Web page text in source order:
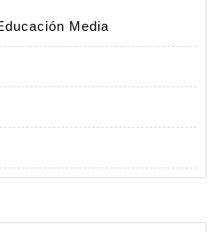
Media